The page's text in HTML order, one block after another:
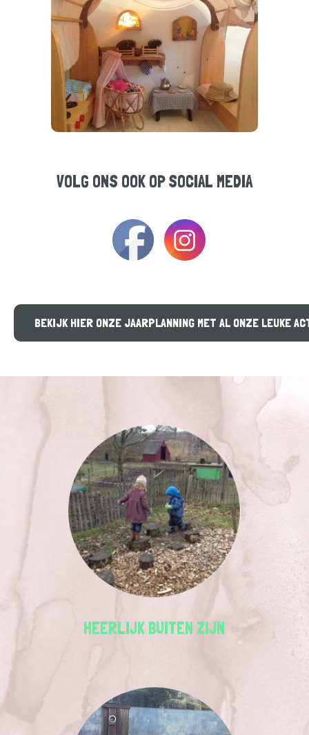
VOLG ONS OOK OP SOCIAL MEDIA
BEKIJK HIER ONZE JAARPLANNING MET AL ONZE LEUKE
HEERLIJK BUITEN ZIJN